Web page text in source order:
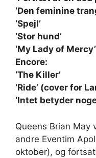
‘Den feminine
‘Spejl’
‘Stor hund’
‘My Lady of Mercy’
Encore:
‘The Killer’
‘Ride’ (cover for
‘Intet betyder
Queens Brian May
andre Eventim
oktober), og